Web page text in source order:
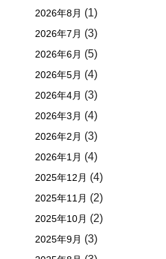
2026年8月 (1)
2026年7月 (3)
2026年6月 (5)
2026年5月 (4)
2026年4月 (3)
2026年3月 (4)
2026年2月 (3)
2026年1月 (4)
2025年12月 (4)
2025年11月 (2)
2025年10月 (2)
2025年9月 (3)